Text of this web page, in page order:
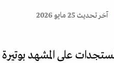
آخر تحديث 25 مايو 2026
على المشهد